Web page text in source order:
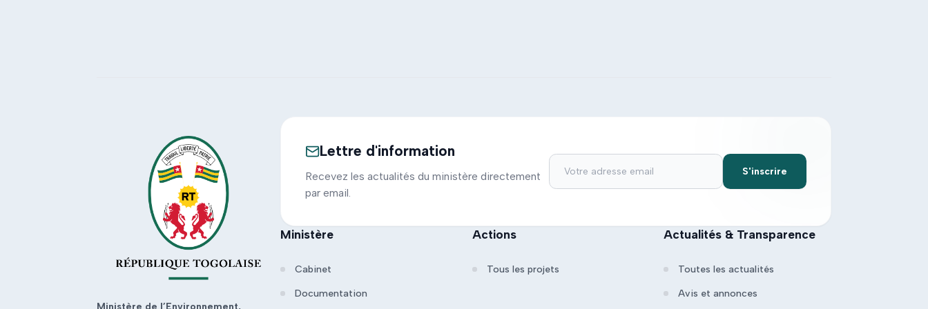
Lettre d'information
Recevez les actualités du ministère directement
par email.
S'inscrire
Ministère
Cabinet
Documentation
Actions
Tous les projets
Actualités & Transparence
Toutes les actualités
Avis et annonces